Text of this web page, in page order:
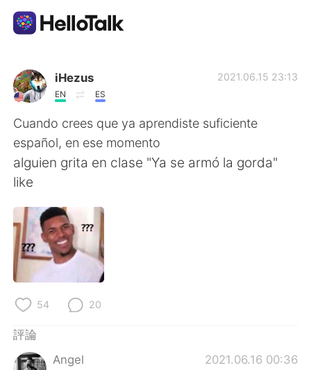
語言交換應用
AI Grammar Checker
繁體中文
English
Español
Français
Русский
iHezus
EN ES
2021.06.15 23:13
Cuando crees que ya aprendiste suficiente
español, en ese momento
alguien grita en clase "Ya se armó la gorda"
like
54 20
評論
Angel
2021.06.16 00:36